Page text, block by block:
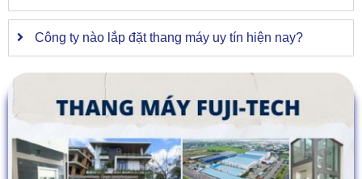
Công ty nào lắp đặt thang máy uy tín hiện nay?